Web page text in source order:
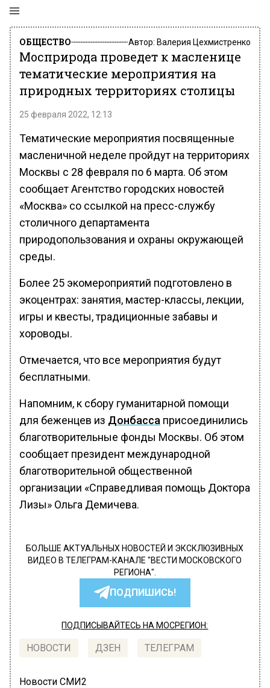
ОБЩЕСТВО Автор: Валерия Цехмистренко
Мосприрода проведет к масленице
тематические мероприятия на
природных территориях столицы
25 февраля 2022, 12:13
Тематические мероприятия посвященные
масленичной неделе пройдут на территориях
Москвы с 28 февраля по 6 марта. Об этом
сообщает Агентство городских новостей
«Москва» со ссылкой на пресс-службу
столичного департамента
природопользования и охраны окружающей
среды.
Более 25 экомероприятий подготовлено в
экоцентрах: занятия, мастер-классы, лекции,
игры и квесты, традиционные забавы и
хороводы.
Отмечается, что все мероприятия будут
бесплатными.
Напомним, к сбору гуманитарной помощи
для беженцев из Донбасса присоединились
благотворительные фонды Москвы. Об этом
сообщает президент международной
благотворительной общественной
организации «Справедливая помощь Доктора
Лизы» Ольга Демичева.
БОЛЬШЕ АКТУАЛЬНЫХ НОВОСТЕЙ И ЭКСКЛЮЗИВНЫХ
ВИДЕО В ТЕЛЕГРАМ-КАНАЛЕ "ВЕСТИ МОСКОВСКОГО
РЕГИОНА".
ПОДПИШИСЬ!
ПОДПИСЫВАЙТЕСЬ НА МОСРЕГИОН:
НОВОСТИ ДЗЕН ТЕЛЕГРАМ
Новости СМИ2